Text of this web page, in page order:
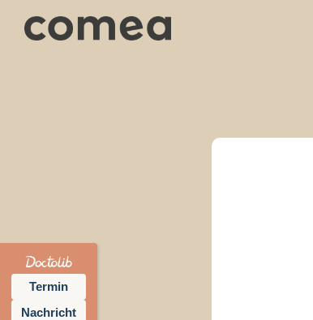
Termin
Nachricht